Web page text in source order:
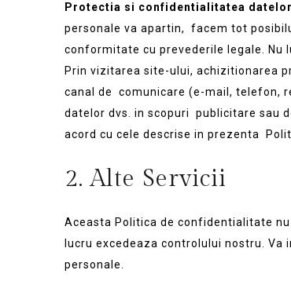
Protectia si confidentialitatea
personale va apartin, facem tot
conformitate cu prevederile legale. Nu
Prin vizitarea site-ului, achizitionarea
canal de comunicare (e-mail, telefon,
datelor dvs. in scopuri publicitare sau
acord cu cele descrise in prezenta
2. Alte Servicii
Aceasta Politica de confidentialitate
lucru excedeaza controlului nostru.
personale.